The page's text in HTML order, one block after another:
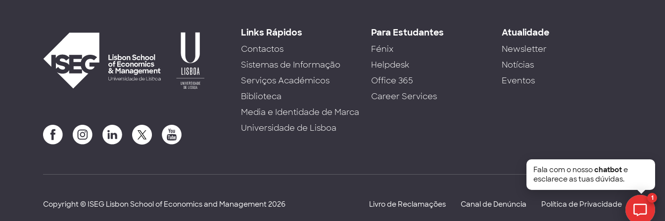
Links Rápidos
Contactos
Sistemas de Informação
Serviços Académicos
Biblioteca
Media e Identidade de Marca
Universidade de Lisboa
Para Estudantes
Fénix
Helpdesk
Office 365
Career Services
Atualidade
Newsletter
Notícias
Eventos
Copyright © ISEG Lisbon School of Economics and Management 2026 Livro de Reclamações Canal de Denúncia Política de Privacidade
1
Fala com o nossochatbote
esclarece as tuas dúvidas.